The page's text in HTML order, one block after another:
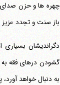
چهره ها و حزن صدای
باز سنت و تجدد
دگراندیشان
گشودن درهای فقه
به دنبال خواهد